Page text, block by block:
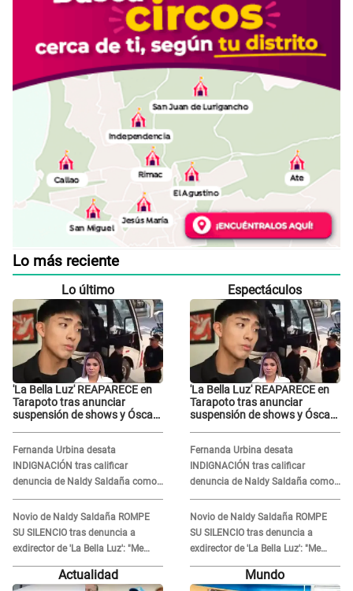
Lo más reciente
Lo último
'La Bella Luz' REAPARECE en
Tarapoto tras anunciar
suspensión de shows y Óscar
Fernanda Urbina desata
INDIGNACIÓN tras calificar
denuncia de Naldy Saldaña como
'acto bochornoso': "No es justo
atacar a otra mujer"
Novio de Naldy Saldaña ROMPE
SU SILENCIO tras denuncia a
exdirector de 'La Bella Luz': "Me
basta con que ella esté bien"
Espectáculos
'La Bella Luz' REAPARECE en
Tarapoto tras anunciar
suspensión de shows y Óscar
Fernanda Urbina desata
INDIGNACIÓN tras calificar
denuncia de Naldy Saldaña como
'acto bochornoso': "No es justo
atacar a otra mujer"
Novio de Naldy Saldaña ROMPE
SU SILENCIO tras denuncia a
exdirector de 'La Bella Luz': "Me
basta con que ella esté bien"
Actualidad Mundo